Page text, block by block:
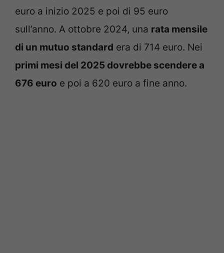
euro a inizio 2025 e poi di 95 euro
sull’anno. A ottobre 2024, una rata mensile
di un mutuo standard era di 714 euro. Nei
primi mesi del 2025 dovrebbe scendere a
676 euro e poi a 620 euro a fine anno.